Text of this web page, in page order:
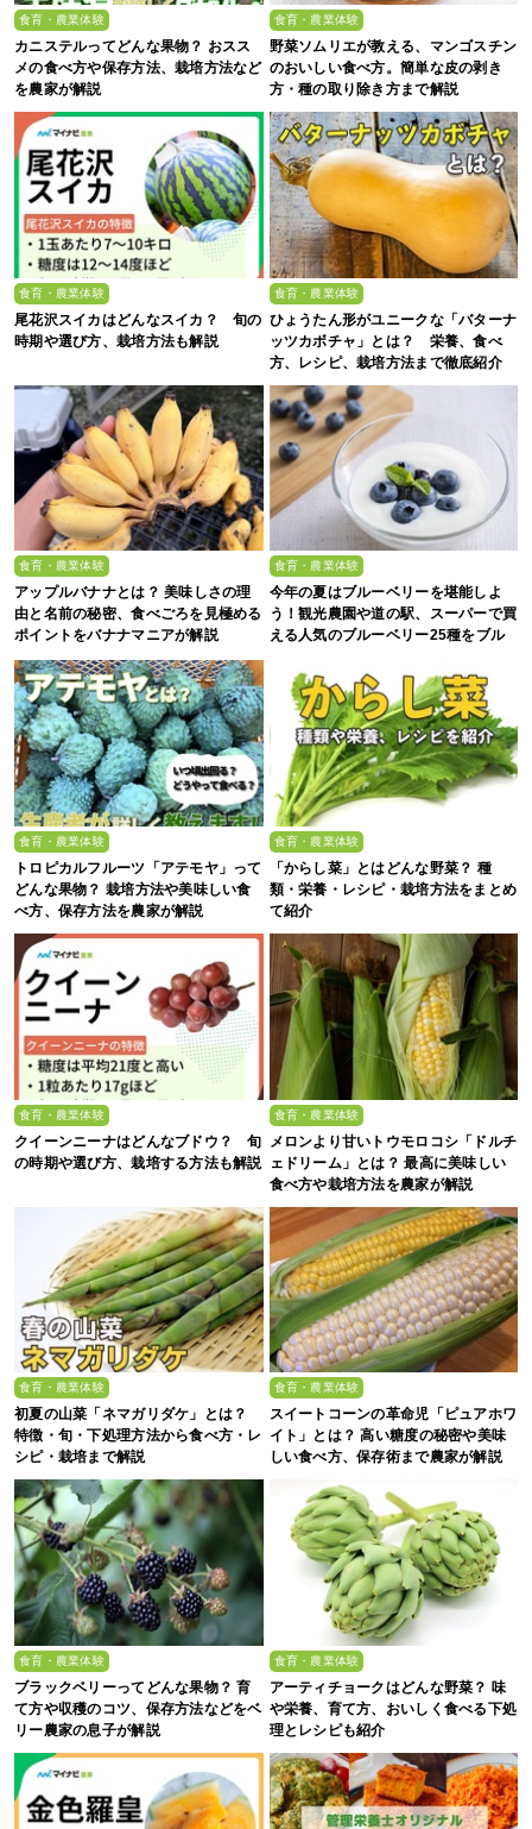
食育・農業体験
カニステルってどんな果物？ おスス
メの食べ方や保存方法、栽培方法など
を農家が解説
食育・農業体験
野菜ソムリエが教える、マンゴスチン
のおいしい食べ方。簡単な皮の剥き
方・種の取り除き方まで解説
食育・農業体験
尾花沢スイカはどんなスイカ？ 旬の
時期や選び方、栽培方法も解説
食育・農業体験
ひょうたん形がユニークな「バターナ
ッツカボチャ」とは？ 栄養、食べ
方、レシピ、栽培方法まで徹底紹介
食育・農業体験
アップルバナナとは？ 美味しさの理
由と名前の秘密、食べごろを見極める
ポイントをバナナマニアが解説
食育・農業体験
今年の夏はブルーベリーを堪能しよ
う！観光農園や道の駅、スーパーで買
える人気のブルーベリー25種をブル
食育・農業体験
トロピカルフルーツ「アテモヤ」って
どんな果物？ 栽培方法や美味しい食
べ方、保存方法を農家が解説
食育・農業体験
「からし菜」とはどんな野菜？ 種
類・栄養・レシピ・栽培方法をまとめ
て紹介
食育・農業体験
クイーンニーナはどんなブドウ？ 旬
の時期や選び方、栽培する方法も解説
食育・農業体験
メロンより甘いトウモロコシ「ドルチ
ェドリーム」とは？ 最高に美味しい
食べ方や栽培方法を農家が解説
食育・農業体験
初夏の山菜「ネマガリダケ」とは？
特徴・旬・下処理方法から食べ方・レ
シピ・栽培まで解説
食育・農業体験
スイートコーンの革命児「ピュアホワ
イト」とは？ 高い糖度の秘密や美味
しい食べ方、保存術まで農家が解説
食育・農業体験
ブラックベリーってどんな果物？ 育
て方や収穫のコツ、保存方法などをベ
リー農家の息子が解説
食育・農業体験
アーティチョークはどんな野菜？ 味
や栄養、育て方、おいしく食べる下処
理とレシピも紹介